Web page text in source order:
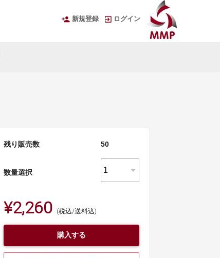
新規登録 ログイン
残り販売数 50
数量選択
¥2,260 (税込/送料込)
購入する